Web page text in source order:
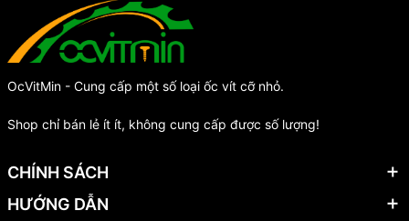
OcVitMin - Cung cấp một số loại ốc vít cỡ nhỏ.
Shop chỉ bán lẻ ít ít, không cung cấp được số lượng!
CHÍNH SÁCH
HƯỚNG DẪN